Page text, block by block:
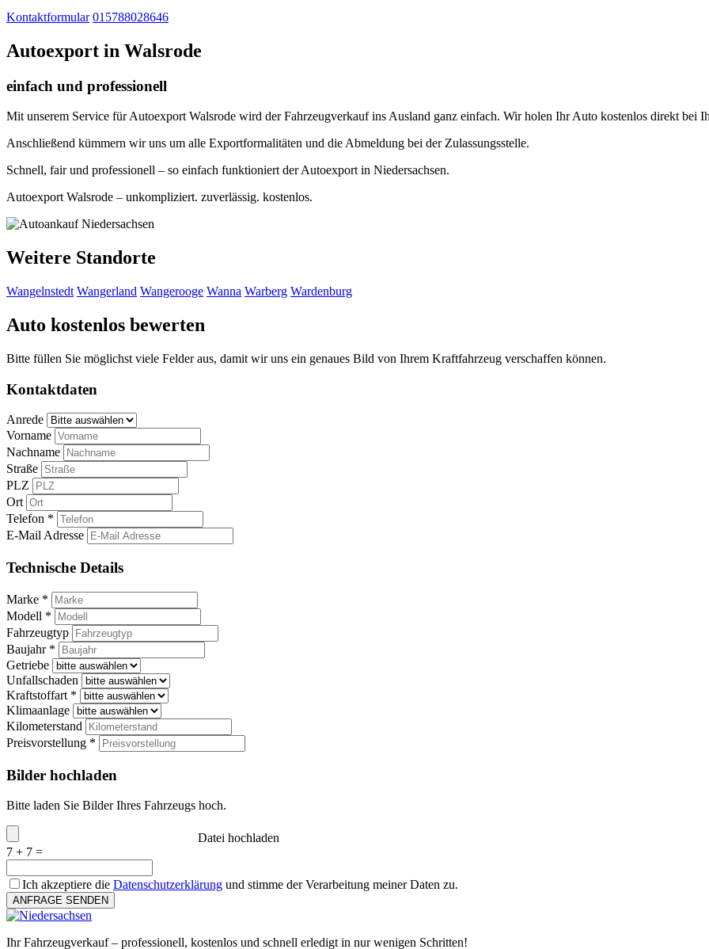
Kontaktformular 015788028646
Autoexport in Walsrode
einfach und professionell
Mit unserem Service für Autoexport Walsrode wird der Fahrzeugverkauf ins Ausland ganz einfach. Wir holen Ihr Auto kostenlos direkt bei
Anschließend kümmern wir uns um alle Exportformalitäten und die Abmeldung bei der Zulassungsstelle.
Schnell, fair und professionell – so einfach funktioniert der Autoexport in Niedersachsen.
Autoexport Walsrode – unkompliziert. zuverlässig. kostenlos.
Weitere Standorte
Wangelnstedt Wangerland Wangerooge Wanna Warberg Wardenburg
Auto kostenlos bewerten
Bitte füllen Sie möglichst viele Felder aus, damit wir uns ein genaues Bild von Ihrem Kraftfahrzeug verschaffen können.
Kontaktdaten
Anrede
Vorname
Nachname
Straße
PLZ
Ort
Telefon *
E-Mail Adresse
Technische Details
Marke *
Modell *
Fahrzeugtyp
Baujahr *
Getriebe
Unfallschaden
Kraftstoffart *
Klimaanlage
Kilometerstand
Preisvorstellung *
Bilder hochladen
Bitte laden Sie Bilder Ihres Fahrzeugs hoch.
Datei hochladen
7 + 7 =
Ich akzeptiere die Datenschutzerklärung und stimme der Verarbeitung meiner Daten zu.
ANFRAGE SENDEN
Ihr Fahrzeugverkauf – professionell, kostenlos und schnell erledigt in nur wenigen Schritten!